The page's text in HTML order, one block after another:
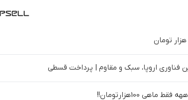
اروپا، سبک و مقاوم | پرداخت قسطی